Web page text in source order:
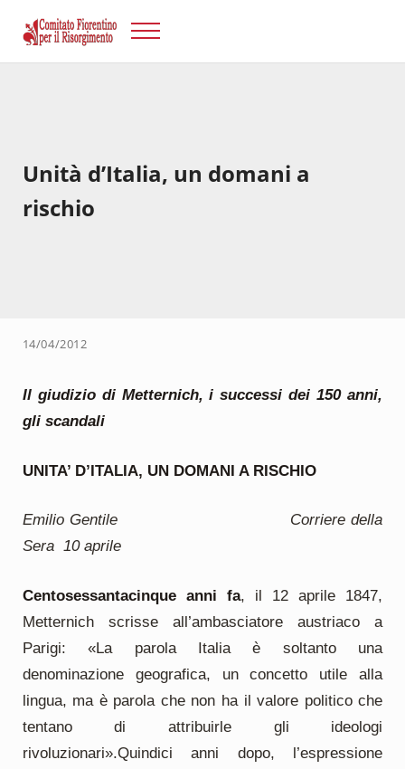
Risorgimento Firenze
Menu
Unità d’Italia, un domani a
rischio
14/04/2012
Il giudizio di Metternich, i successi dei 150 anni,
gli scandali
UNITA’ D’ITALIA, UN DOMANI A RISCHIO
Emilio Gentile Corriere della
Sera 10 aprile
Centosessantacinque anni fa, il 12 aprile 1847,
Metternich scrisse all’ambasciatore austriaco a
Parigi: «La parola Italia è soltanto una
denominazione geografica, un concetto utile alla
lingua, ma è parola che non ha il valore politico che
tentano di attribuirle gli ideologi
rivoluzionari».Quindici anni dopo, l’espressione